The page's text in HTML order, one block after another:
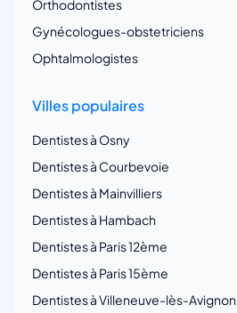
Orthodontistes
Gynécologues-obstetriciens
Ophtalmologistes
Villes populaires
Dentistes à Osny
Dentistes à Courbevoie
Dentistes à Mainvilliers
Dentistes à Hambach
Dentistes à Paris 12ème
Dentistes à Paris 15ème
Dentistes à Villeneuve-lès-Avignon